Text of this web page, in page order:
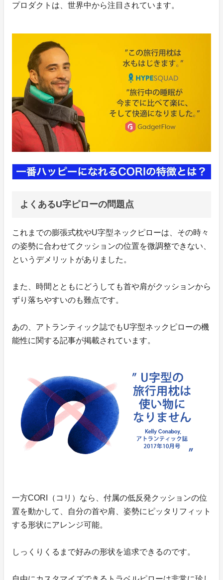
プロダクトは、世界中から注目されています。
よくあるU字ピローの問題点
これまでの膨張式枕やU字型ネックピローは、その時々
の姿勢に合わせてクッションの位置を微調整できない、
というデメリットがありました。
また、時間とともにどうしても首や肩がクッションから
ずり落ちやすいのも難点です。
あの、アトランティック誌でもU字型ネックピローの機
能性に関する記事が掲載されています。
一方CORI（コリ）なら、付属の低反発クッションの位
置を動かして、自分の首や肩、姿勢にピッタリフィット
する形状にアレンジ可能。
しっくりくるまで好みの形状を追求できるのです。